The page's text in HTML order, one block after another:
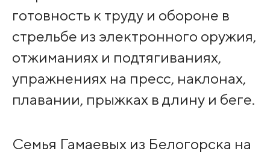
готовность к труду и обороне в
стрельбе из электронного оружия,
отжиманиях и подтягиваниях,
упражнениях на пресс, наклонах,
плавании, прыжках в длину и беге.
Семья Гамаевых из Белогорска на